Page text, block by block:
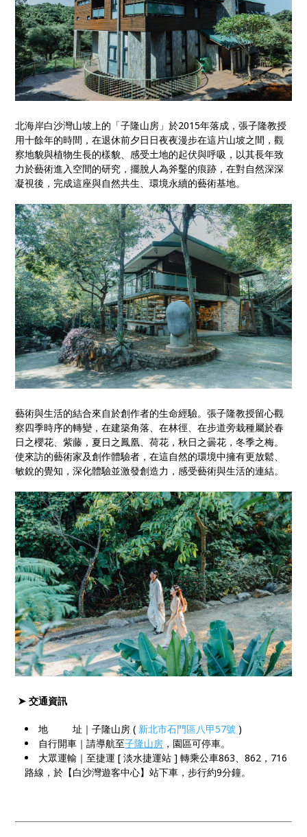
北海岸白沙灣山坡上的「子隆山房」於2015年落成，張子隆教授
用十餘年的時間，在退休前夕日日夜夜漫步在這片山坡之間，觀
察地貌與植物生長的樣貌、感受土地的起伏與呼吸，以其長年致
力於藝術進入空間的研究，擺脫人為斧鑿的痕跡，在對自然深深
凝視後，完成這座與自然共生、環境永續的藝術基地。
藝術與生活的結合來自於創作者的生命經驗。張子隆教授留心觀
察四季時序的轉變，在建築角落、在林徑、在步道旁栽種屬於春
日之櫻花、紫藤，夏日之鳳凰、荷花，秋日之曇花，冬季之梅。
使來訪的藝術家及創作體驗者，在這自然的環境中擁有更放鬆、
敏銳的覺知，深化體驗並激發創造力，感受藝術與生活的連結。
➤ 交通資訊
地 址｜子隆山房 ( 新北市石門區八甲57號 )
自行開車｜請導航至子隆山房 ，園區可停車。
大眾運輸｜至捷運 [ 淡水捷運站 ] 轉乘公車863、862，716
路線，於【白沙灣遊客中心】站下車，步行約9分鐘。